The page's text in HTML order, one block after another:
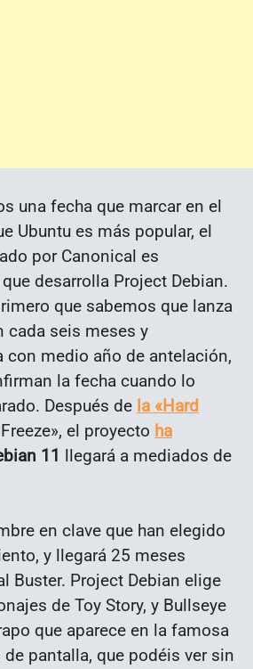
una fecha que marcar en el
Ubuntu es más popular, el
por Canonical es
desarrolla Project Debian.
que sabemos que lanza
cada seis meses y
con medio año de antelación,
la fecha cuando lo
Después de la «Hard
el proyecto ha
11 llegará a mediados de
en clave que han elegido
y llegará 25 meses
Buster. Project Debian elige
de Toy Story, y Bullseye
que aparece en la famosa
pantalla, que podéis ver sin